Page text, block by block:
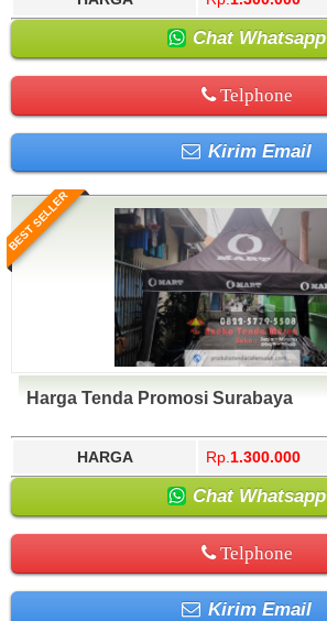
Chat Whatsapp
Telphone
Kirim Email
BEST SELLER
Harga Tenda Promosi Surabaya
HARGA Rp. 1.300.000
Chat Whatsapp
Telphone
Kirim Email